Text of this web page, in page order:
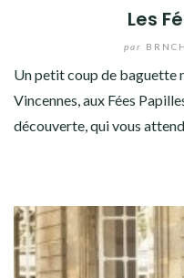
Les
par
Un petit coup de baguette
Vincennes, aux Fées
découverte, qui vous